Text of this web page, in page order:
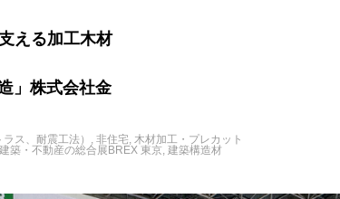
える加工木材
」株式会社金
ス、耐震工法） 非住宅 木材加工・プレカット
築・不動産の総合展BREX 東京 建築構造材